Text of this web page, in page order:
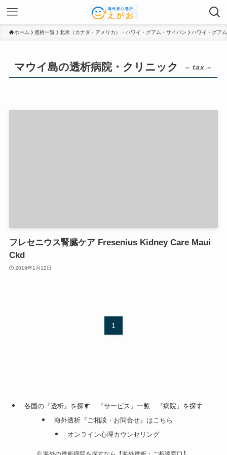
ホーム 透析一覧 北米（カナダ・アメリカ）・ハワイ・グアム・サイパン ハワイ・グア
マウイ島の透析病院・クリニック – tax –
フレセニウス腎臓ケア Fresenius Kidney Care Maui
Ckd
2019年1月12日
1
各国の『透析』を探す 『サービス』一覧
『病院』を探す
海外透析『ご相談・お問合せ』はこちら
オンライン心理カウンセリング